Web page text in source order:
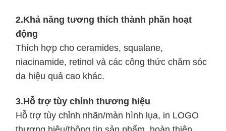
2.Khả năng tương thích thành phần hoạt
động
Thích hợp cho ceramides, squalane,
niacinamide, retinol và các công thức chăm sóc
da hiệu quả cao khác.
3.Hỗ trợ tùy chỉnh thương hiệu
Hỗ trợ tùy chỉnh nhãn/màn hình lụa, in LOGO